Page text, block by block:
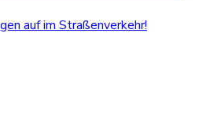
auf im Straßenverkehr!